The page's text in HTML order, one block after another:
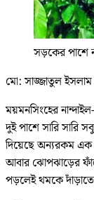
সড়কের পাশে
মো: সাজ্জাতুল
ময়মনসিংহের
দুই পাশে সারি সারি
দিয়েছে অন্যরকম এক
আবার ঝোপঝাড়ের
পড়লেই থমকে